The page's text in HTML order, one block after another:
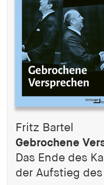
Fritz Bartel
Gebrochene
Das Ende des
der Aufstieg